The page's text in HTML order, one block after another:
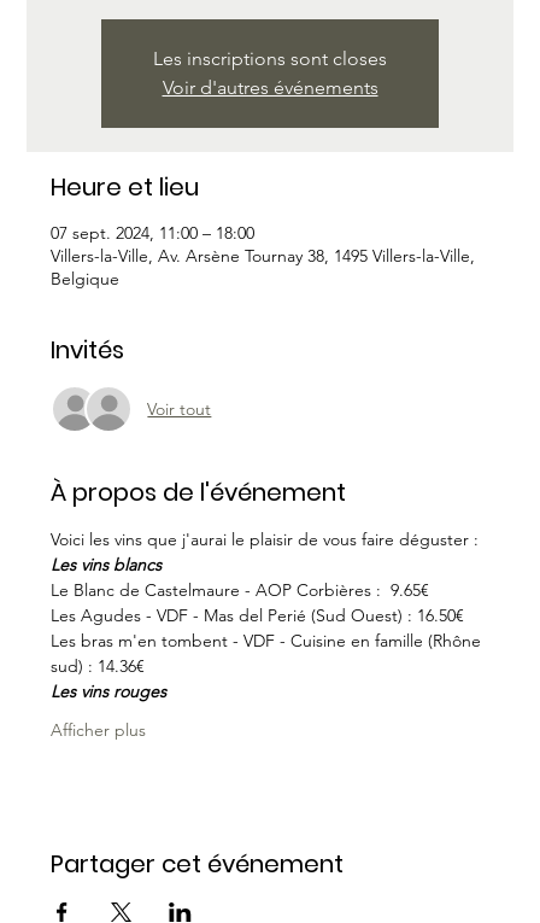
Les inscriptions sont closes
Voir d'autres événements
Heure et lieu
07 sept. 2024, 11:00 – 18:00
Villers-la-Ville, Av. Arsène Tournay 38, 1495 Villers-la-Ville,
Belgique
Invités
Voir tout
À propos de l'événement
Voici les vins que j'aurai le plaisir de vous faire déguster :
Les vins blancs
Le Blanc de Castelmaure - AOP Corbières :  9.65€
Les Agudes - VDF - Mas del Perié (Sud Ouest) : 16.50€
Les bras m'en tombent - VDF - Cuisine en famille (Rhône
sud) : 14.36€
Les vins rouges
Afficher plus
Partager cet événement